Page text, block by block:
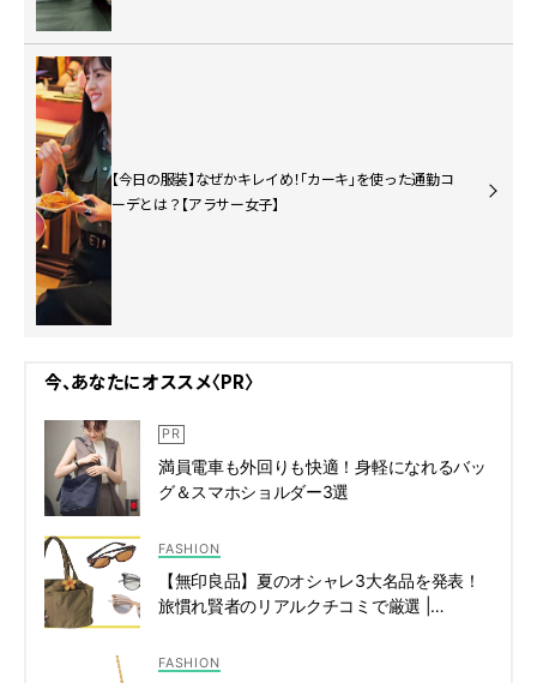
【今日の服装】なぜかキレイめ！「カーキ」を使った通勤コ
ーデとは？【アラサー女子】
今、あなたにオススメ〈PR〉
満員電車も外回りも快適！身軽になれるバッ
グ＆スマホショルダー3選
FASHION
【無印良品】夏のオシャレ3大名品を発表！
旅慣れ賢者のリアルクチコミで厳選 |
FASHION